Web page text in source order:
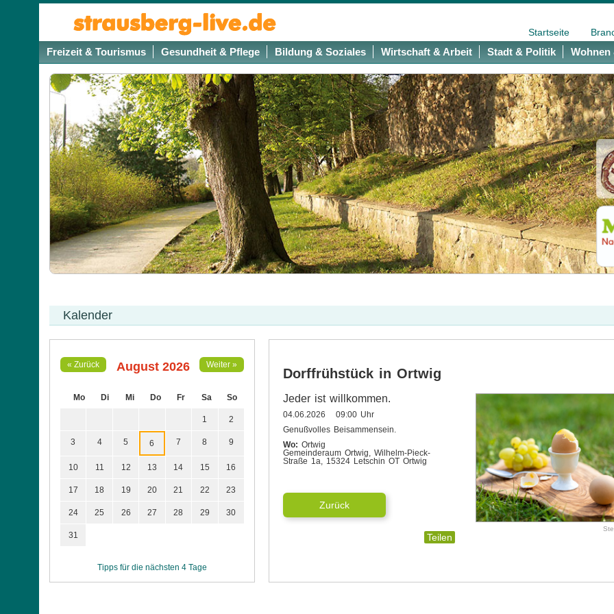
Startseite
Freizeit & Tourismus Gesundheit & Pflege Bildung & Soziales Wirtschaft & Arbeit Stadt & Politik Wohnen
Kalender
« Zurück August 2026 Weiter »
Mo Di Mi Do Fr Sa So
1 2
3 4 5 6 7 8 9
10 11 12 13 14 15 16
17 18 19 20 21 22 23
24 25 26 27 28 29 30
31
Tipps für die nächsten 4 Tage
Dorffrühstück in Ortwig
Jeder ist willkommen.
04.06.2026 09:00 Uhr
Genußvolles Beisammensein.
Wo: Ortwig
Gemeinderaum Ortwig, Wilhelm-Pieck-
Straße 1a, 15324 Letschin OT Ortwig
Zurück
Teilen